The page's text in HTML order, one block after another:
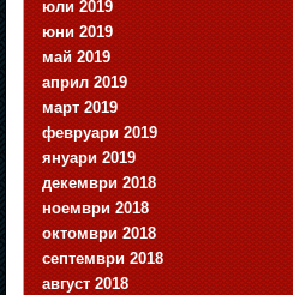
юли 2019
юни 2019
май 2019
април 2019
март 2019
февруари 2019
януари 2019
декември 2018
ноември 2018
октомври 2018
септември 2018
август 2018